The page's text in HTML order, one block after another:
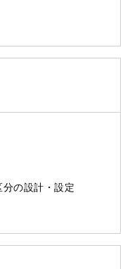
の設計・設定